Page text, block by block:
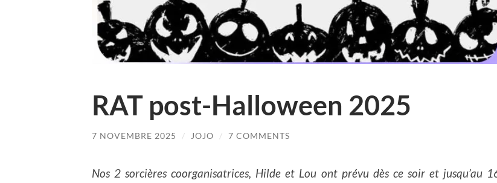
RAT post-Halloween 2025
7 NOVEMBRE 2025 / JOJO / 7 COMMENTS
Nos 2 sorcières coorganisatrices, Hilde et Lou ont prévu dès ce soir et jusqu’au